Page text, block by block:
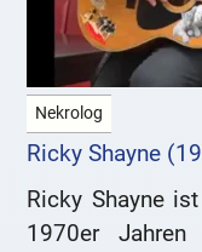
Nekrolog
Ricky Shayne
Ricky Shayne
1970er